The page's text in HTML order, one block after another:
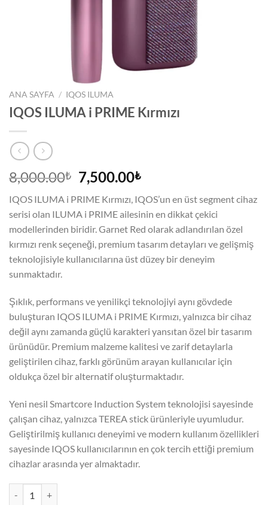
ANA SAYFA / IQOS ILUMA
IQOS ILUMA i PRIME Kırmızı
8,000.00₺ Orijinal
fiyat:
8,000.00₺.
7,500.00₺Şu
fiyat:
7,500.00₺.
IQOS ILUMA i PRIME Kırmızı, IQOS’un en üst segment cihaz
serisi olan ILUMA i PRIME ailesinin en dikkat çekici
modellerinden biridir. Garnet Red olarak adlandırılan özel
kırmızı renk seçeneği, premium tasarım detayları ve gelişmiş
teknolojisiyle kullanıcılarına üst düzey bir deneyim
sunmaktadır.
Şıklık, performans ve yenilikçi teknolojiyi aynı gövdede
buluşturan IQOS ILUMA i PRIME Kırmızı, yalnızca bir cihaz
değil aynı zamanda güçlü karakteri yansıtan özel bir tasarım
ürünüdür. Premium malzeme kalitesi ve zarif detaylarla
geliştirilen cihaz, farklı görünüm arayan kullanıcılar için
oldukça özel bir alternatif oluşturmaktadır.
Yeni nesil Smartcore Induction System teknolojisi sayesinde
çalışan cihaz, yalnızca TEREA stick ürünleriyle uyumludur.
Geliştirilmiş kullanıcı deneyimi ve modern kullanım özellikleri
sayesinde IQOS kullanıcılarının en çok tercih ettiği premium
cihazlar arasında yer almaktadır.